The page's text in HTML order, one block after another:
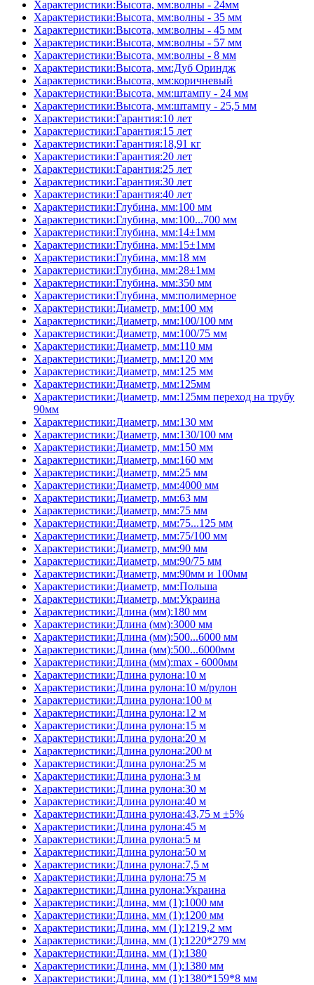
Характеристики:Высота, мм:волны - 24мм
Характеристики:Высота, мм:волны - 35 мм
Характеристики:Высота, мм:волны - 45 мм
Характеристики:Высота, мм:волны - 57 мм
Характеристики:Высота, мм:волны - 8 мм
Характеристики:Высота, мм:Дуб Ориндж
Характеристики:Высота, мм:коричневый
Характеристики:Высота, мм:штампу - 24 мм
Характеристики:Высота, мм:штампу - 25,5 мм
Характеристики:Гарантия:10 лет
Характеристики:Гарантия:15 лет
Характеристики:Гарантия:18,91 кг
Характеристики:Гарантия:20 лет
Характеристики:Гарантия:25 лет
Характеристики:Гарантия:30 лет
Характеристики:Гарантия:40 лет
Характеристики:Глубина, мм:100 мм
Характеристики:Глубина, мм:100...700 мм
Характеристики:Глубина, мм:14±1мм
Характеристики:Глубина, мм:15±1мм
Характеристики:Глубина, мм:18 мм
Характеристики:Глубина, мм:28±1мм
Характеристики:Глубина, мм:350 мм
Характеристики:Глубина, мм:полимерное
Характеристики:Диаметр, мм:100 мм
Характеристики:Диаметр, мм:100/100 мм
Характеристики:Диаметр, мм:100/75 мм
Характеристики:Диаметр, мм:110 мм
Характеристики:Диаметр, мм:120 мм
Характеристики:Диаметр, мм:125 мм
Характеристики:Диаметр, мм:125мм
Характеристики:Диаметр, мм:125мм переход на трубу
90мм
Характеристики:Диаметр, мм:130 мм
Характеристики:Диаметр, мм:130/100 мм
Характеристики:Диаметр, мм:150 мм
Характеристики:Диаметр, мм:160 мм
Характеристики:Диаметр, мм:25 мм
Характеристики:Диаметр, мм:4000 мм
Характеристики:Диаметр, мм:63 мм
Характеристики:Диаметр, мм:75 мм
Характеристики:Диаметр, мм:75...125 мм
Характеристики:Диаметр, мм:75/100 мм
Характеристики:Диаметр, мм:90 мм
Характеристики:Диаметр, мм:90/75 мм
Характеристики:Диаметр, мм:90мм и 100мм
Характеристики:Диаметр, мм:Польша
Характеристики:Диаметр, мм:Украина
Характеристики:Длина (мм):180 мм
Характеристики:Длина (мм):3000 мм
Характеристики:Длина (мм):500...6000 мм
Характеристики:Длина (мм):500...6000мм
Характеристики:Длина (мм):max - 6000мм
Характеристики:Длина рулона:10 м
Характеристики:Длина рулона:10 м/рулон
Характеристики:Длина рулона:100 м
Характеристики:Длина рулона:12 м
Характеристики:Длина рулона:15 м
Характеристики:Длина рулона:20 м
Характеристики:Длина рулона:200 м
Характеристики:Длина рулона:25 м
Характеристики:Длина рулона:3 м
Характеристики:Длина рулона:30 м
Характеристики:Длина рулона:40 м
Характеристики:Длина рулона:43,75 м ±5%
Характеристики:Длина рулона:45 м
Характеристики:Длина рулона:5 м
Характеристики:Длина рулона:50 м
Характеристики:Длина рулона:7,5 м
Характеристики:Длина рулона:75 м
Характеристики:Длина рулона:Украина
Характеристики:Длина, мм (1):1000 мм
Характеристики:Длина, мм (1):1200 мм
Характеристики:Длина, мм (1):1219,2 мм
Характеристики:Длина, мм (1):1220*279 мм
Характеристики:Длина, мм (1):1380
Характеристики:Длина, мм (1):1380 мм
Характеристики:Длина, мм (1):1380*159*8 мм